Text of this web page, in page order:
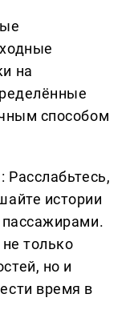
на
способом
Расслабьтесь,
истории
пассажирами.
только
но и
время в